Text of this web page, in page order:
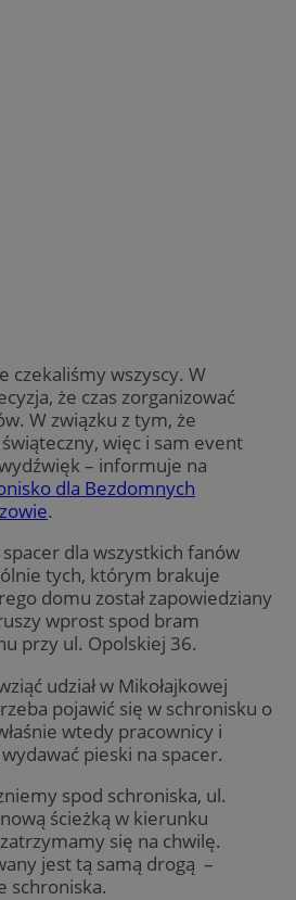
czekaliśmy wszyscy. W
że czas zorganizować
W związku z tym, że
więc i sam event
– informuje na
dla Bezdomnych
.
dla wszystkich fanów
tych, którym brakuje
domu został zapowiedziany
wprost spod bram
przy ul. Opolskiej 36.
udział w Mikołajkowej
pojawić się w schronisku o
wtedy pracownicy i
pieski na spacer.
spod schroniska, ul.
ścieżką w kierunku
się na chwilę.
jest tą samą drogą –
schroniska.